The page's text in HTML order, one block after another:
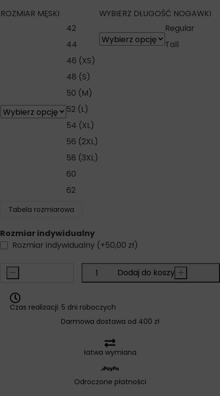
ROZMIAR MĘSKI
42
44
46 (XS)
48 (S)
50 (M)
52 (L)
54 (XL)
56 (2XL)
58 (3XL)
60
62
WYBIERZ DŁUGOŚĆ NOGAWKI
Regular
Tall
Tabela rozmiarowa
Rozmiar indywidualny
Rozmiar indywidualny (+50,00 zł)
- +
Dodaj do koszyka
Czas realizacji: 5 dni roboczych
Darmowa dostawa od 400 zł
łatwa wymiana
Odroczone płatności